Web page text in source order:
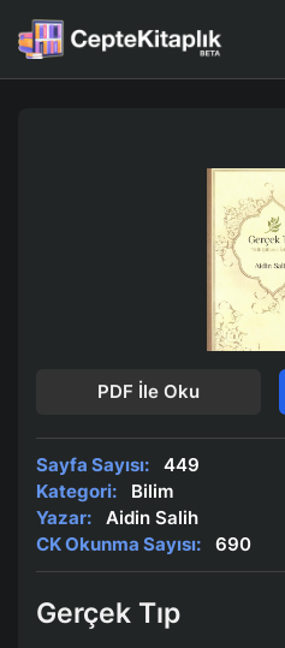
PDF İle Oku
Sayfa Sayısı:
449
Kategori:
Bilim
Yazar:
Aidin Salih
CK Okunma Sayısı:
690
Gerçek Tıp